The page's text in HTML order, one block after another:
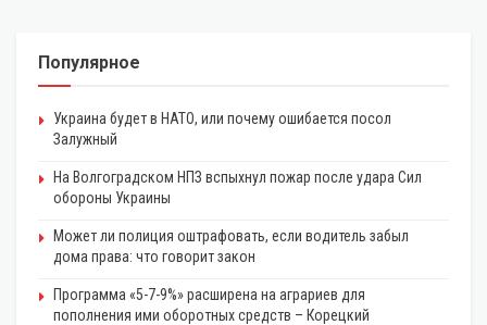
Популярное
Украина будет в НАТО, или почему ошибается посол
Залужный
На Волгоградском НПЗ вспыхнул пожар после удара Сил
обороны Украины
Может ли полиция оштрафовать, если водитель забыл
дома права: что говорит закон
Программа «5-7-9%» расширена на аграриев для
пополнения ими оборотных средств – Корецкий